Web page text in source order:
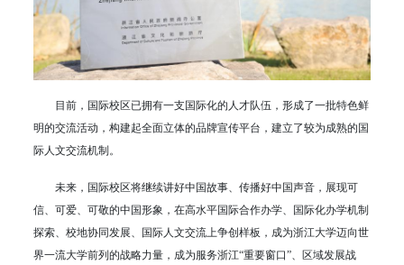
目前，国际校区已拥有一支国际化的人才队伍，形成了一批特色鲜
明的交流活动，构建起全面立体的品牌宣传平台，建立了较为成熟的国
际人文交流机制。
未来，国际校区将继续讲好中国故事、传播好中国声音，展现可
信、可爱、可敬的中国形象，在高水平国际合作办学、国际化办学机制
探索、校地协同发展、国际人文交流上争创样板，成为浙江大学迈向世
界一流大学前列的战略力量，成为服务浙江“重要窗口”、区域发展战